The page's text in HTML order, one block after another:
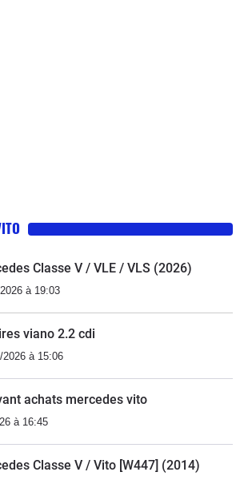
Classe V / VLE / VLS (2026)
à 19:03
viano 2.2 cdi
2026 à 15:06
achats mercedes vito
à 16:45
Classe V / Vito [W447] (2014)